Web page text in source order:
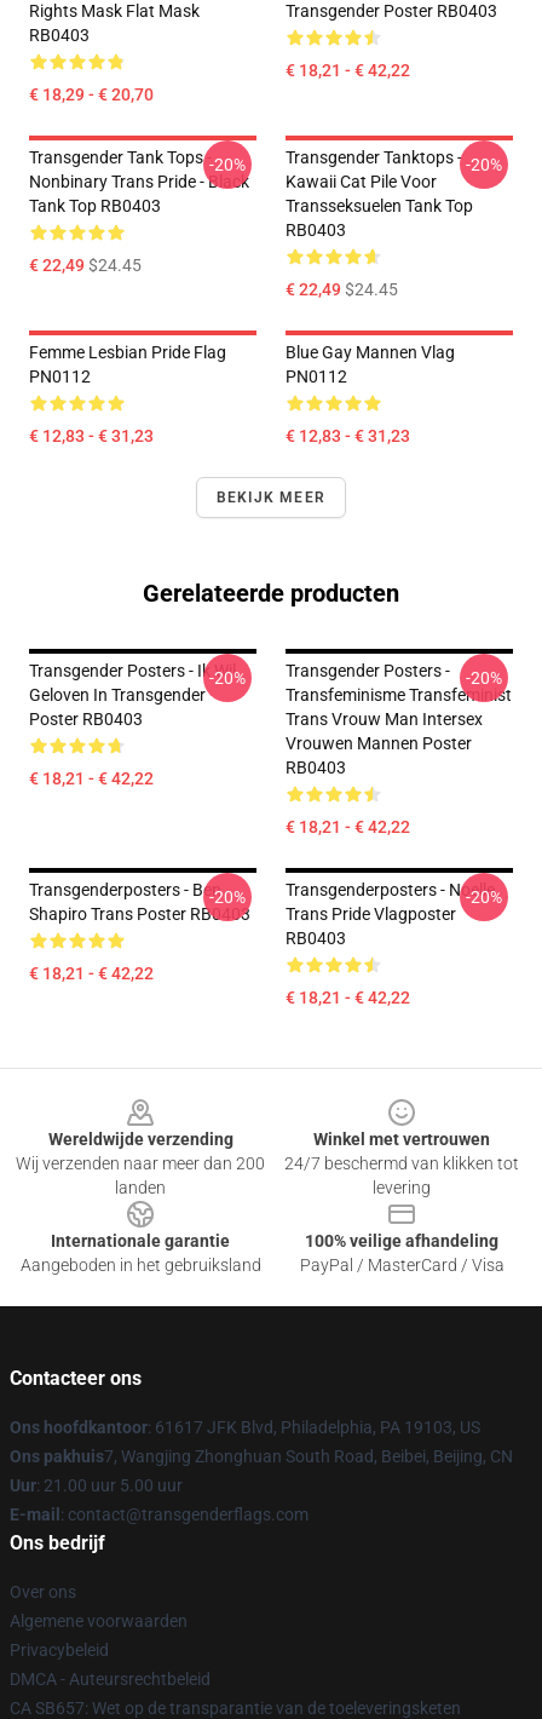
Rights Mask Flat Mask
RB0403
€ 18,29 - € 20,70
Transgender Poster RB0403
€ 18,21 - € 42,22
Transgender Tank Tops -
Nonbinary Trans Pride - Black
Tank Top RB0403
€ 22,49$24.45
-20%
Transgender Tanktops -
Kawaii Cat Pile Voor
Transseksuelen Tank Top
RB0403
€ 22,49$24.45
-20%
Femme Lesbian Pride Flag
PN0112
€ 12,83 - € 31,23
Blue Gay Mannen Vlag
PN0112
€ 12,83 - € 31,23
BEKIJK MEER
Gerelateerde producten
Transgender Posters - Ik Wil
Geloven In Transgender
Poster RB0403
€ 18,21 - € 42,22
-20%
Transgender Posters -
Transfeminisme Transfeminist
Trans Vrouw Man Intersex
Vrouwen Mannen Poster
RB0403
€ 18,21 - € 42,22
-20%
Transgenderposters - Ben
Shapiro Trans Poster RB0403
€ 18,21 - € 42,22
-20%
Transgenderposters - Noelle
Trans Pride Vlagposter
RB0403
€ 18,21 - € 42,22
-20%
Wereldwijde verzending
Wij verzenden naar meer dan 200
landen
Winkel met vertrouwen
24/7 beschermd van klikken tot
levering
Internationale garantie
Aangeboden in het gebruiksland
100% veilige afhandeling
PayPal / MasterCard / Visa
Contacteer ons
Ons hoofdkantoor: 61617 JFK Blvd, Philadelphia, PA 19103, US
Ons pakhuis7, Wangjing Zhonghuan South Road, Beibei, Beijing, CN
Uur: 21.00 uur 5.00 uur
E-mail : contact@transgenderflags.com
Ons bedrijf
Over ons
Algemene voorwaarden
Privacybeleid
DMCA - Auteursrechtbeleid
CA SB657: Wet op de transparantie van de toeleveringsketen